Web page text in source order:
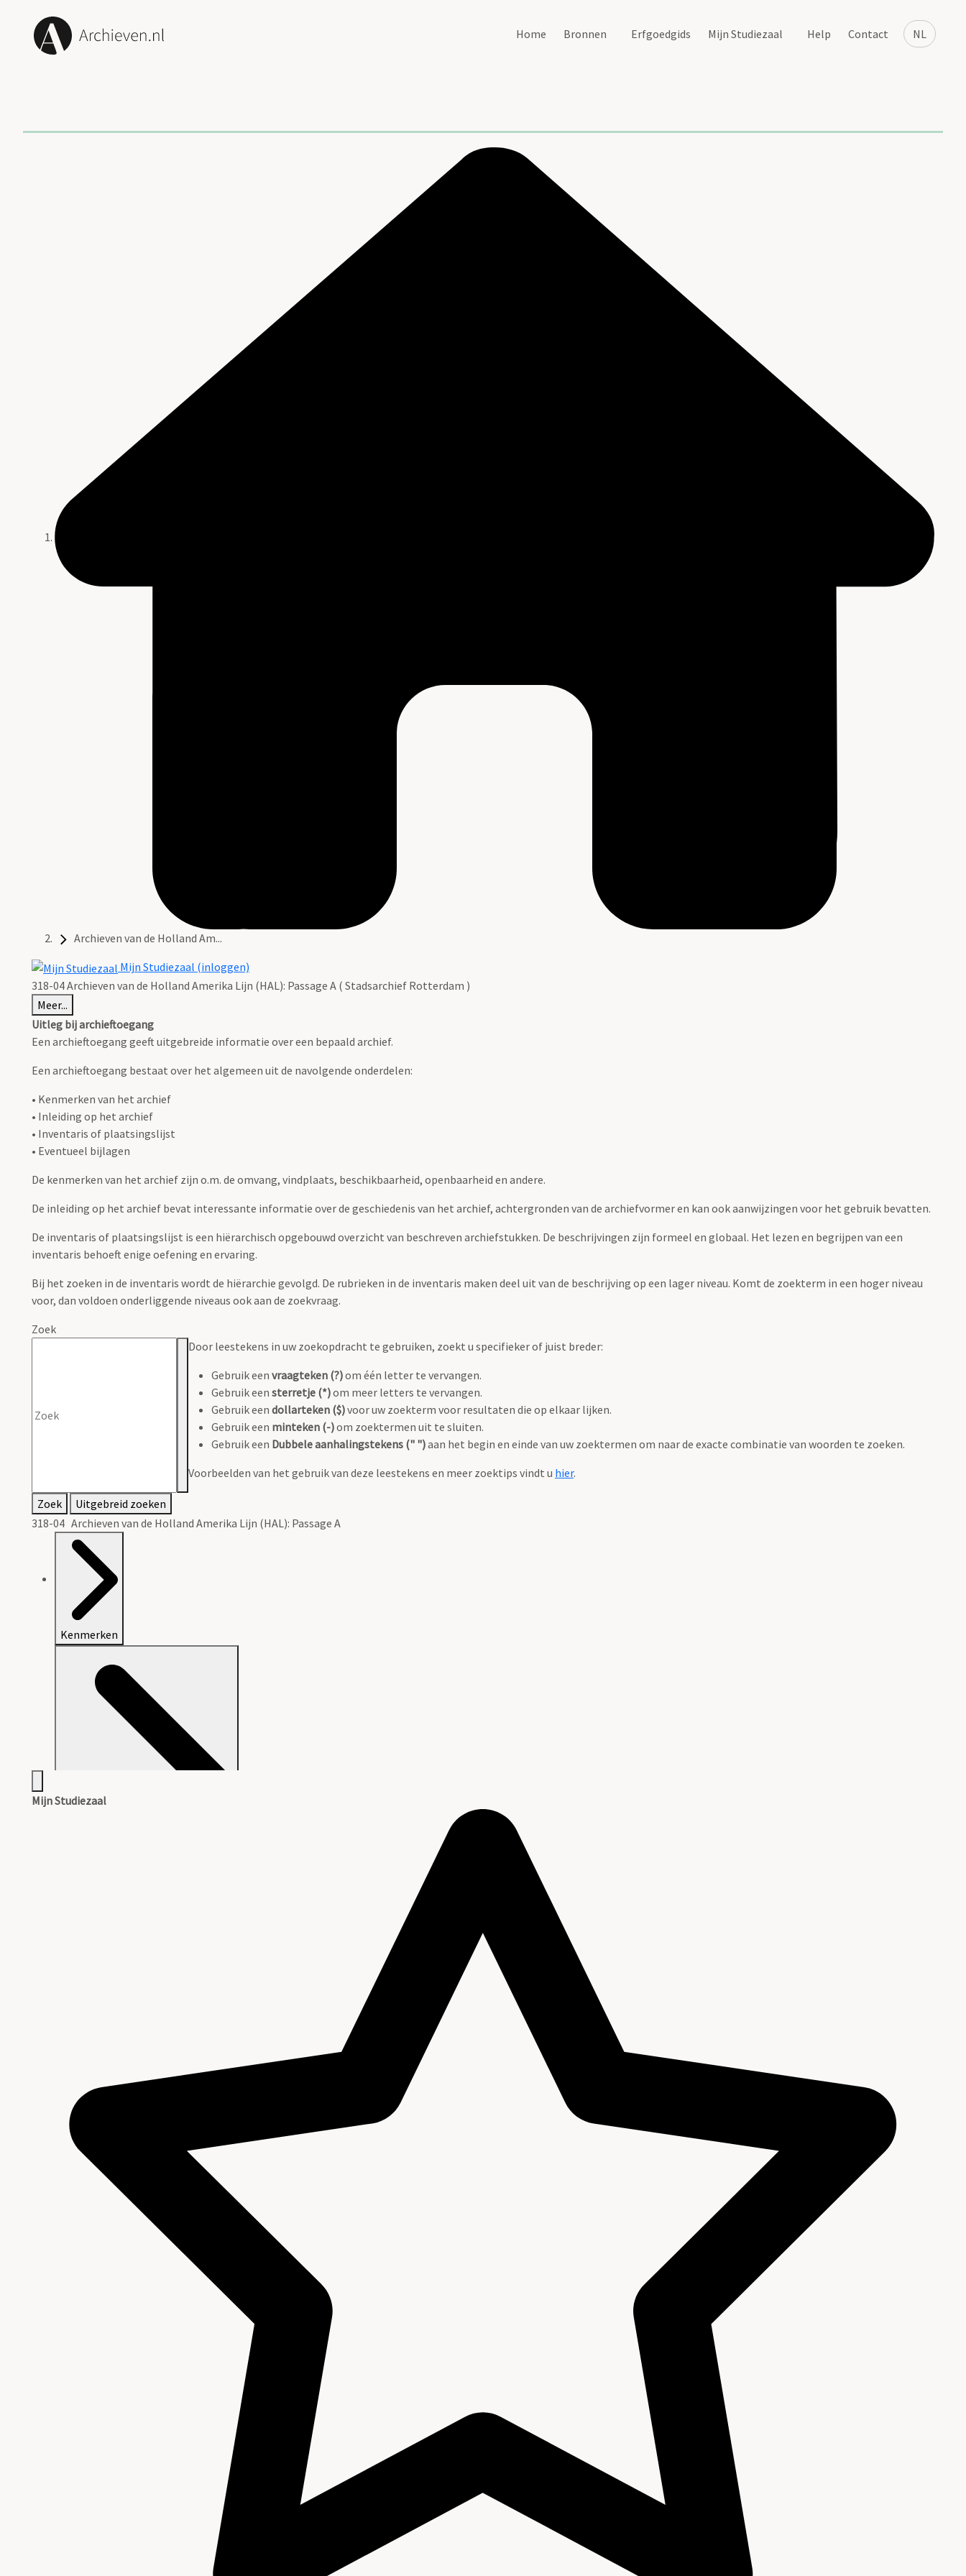
NL
Home Bronnen Erfgoedgids Mijn Studiezaal Help Contact
Archieven van de Holland Am...
Mijn Studiezaal (inloggen)
318-04 Archieven van de Holland Amerika Lijn (HAL): Passage A ( Stadsarchief Rotterdam )
Meer...
Uitleg bij archieftoegang
Een archieftoegang geeft uitgebreide informatie over een bepaald archief.
Een archieftoegang bestaat over het algemeen uit de navolgende onderdelen:
• Kenmerken van het archief
• Inleiding op het archief
• Inventaris of plaatsingslijst
• Eventueel bijlagen
De kenmerken van het archief zijn o.m. de omvang, vindplaats, beschikbaarheid, openbaarheid en andere.
De inleiding op het archief bevat interessante informatie over de geschiedenis van het archief, achtergronden van de archiefvormer en kan ook aanwijzingen voor het gebruik bevatten.
De inventaris of plaatsingslijst is een hiërarchisch opgebouwd overzicht van beschreven archiefstukken. De beschrijvingen zijn formeel en globaal. Het lezen en begrijpen van een
inventaris behoeft enige oefening en ervaring.
Bij het zoeken in de inventaris wordt de hiërarchie gevolgd. De rubrieken in de inventaris maken deel uit van de beschrijving op een lager niveau. Komt de zoekterm in een hoger niveau
voor, dan voldoen onderliggende niveaus ook aan de zoekvraag.
Zoek
Door leestekens in uw zoekopdracht te gebruiken, zoekt u specifieker of juist breder:
Gebruik een vraagteken (?)om één letter te vervangen.
Gebruik een sterretje (*)om meer letters te vervangen.
Gebruik een dollarteken ($)voor uw zoekterm voor resultaten die op elkaar lijken.
Gebruik een minteken (-)om zoektermen uit te sluiten.
Gebruik een Dubbele aanhalingstekens (" ")aan het begin en einde van uw zoektermen om naar de exacte combinatie van woorden te zoeken.
Voorbeelden van het gebruik van deze leestekens en meer zoektips vindt u hier.
Zoek
Uitgebreid zoeken
318-04 Archieven van de Holland Amerika Lijn (HAL): Passage A
Kenmerken
Aanwijzingen voor de gebruiker
Mijn Studiezaal